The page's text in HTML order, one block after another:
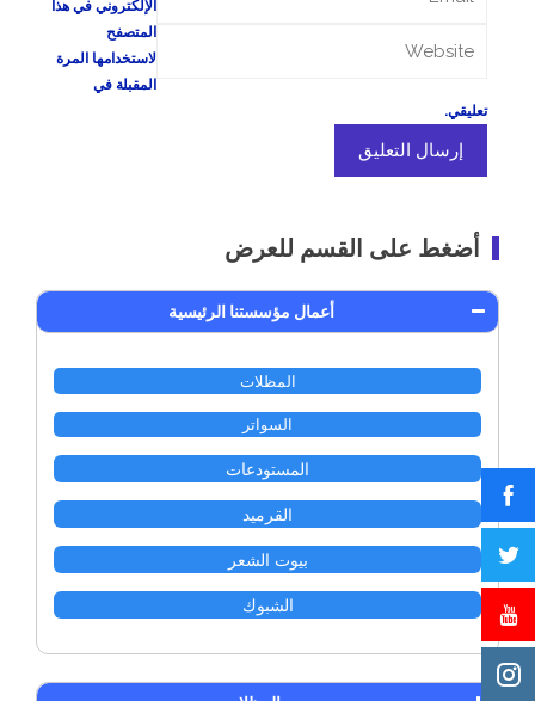
الإلكتروني في هذا
المتصفح
لاستخدامها المرة
المقبلة في
تعليقي.
أضغط على القسم للعرض
أعمال مؤسستنا الرئيسية
المظلات
السواتر
المستودعات
القرميد
بيوت الشعر
الشبوك